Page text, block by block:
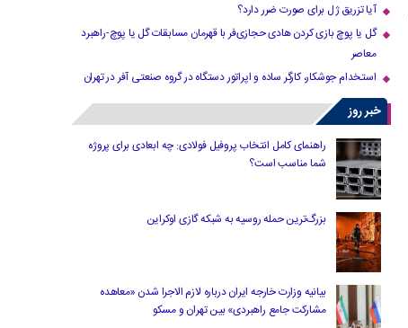
آیا تزریق ژل برای صورت ضرر دارد​؟
گل یا پوچ بازی کردن هادی حجازی‌فر با قهرمان مسابقات گل یا پوچ-راهبرد
معاصر
استخدام جوشکار، کارگر ساده و اپراتور دستگاه در گروه صنعتی آفر در تهران
خبر روز
راهنمای کامل انتخاب پروفیل فولادی: چه ابعادی برای پروژه
شما مناسب است؟
بزرگ‌ترین حمله روسیه به شبکه گازی اوکراین
بیانیه وزارت خارجه ایران درباره لازم‌ الاجرا شدن «معاهده
مشارکت جامع راهبردی» بین تهران و مسکو